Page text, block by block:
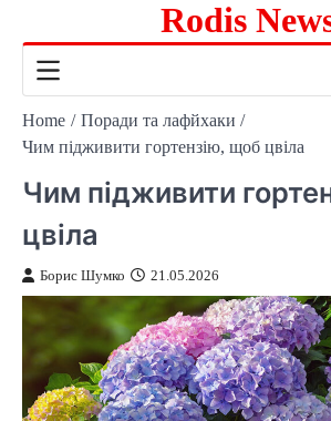
content
Rodis
Home
Поради та лафйхаки
Чим підживити гортензію, щоб цвіла
Чим підживити
цвіла
Борис Шумко 21.05.2026